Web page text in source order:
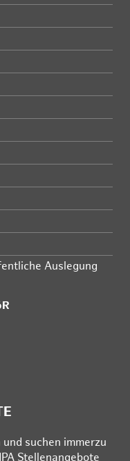
Auslegung
su­chen im­mer­zu
Stel­len­an­ge­bo­te